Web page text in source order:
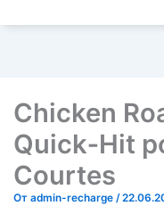
Chicken
Quick‑Hit
Courtes
От admin-recharge /